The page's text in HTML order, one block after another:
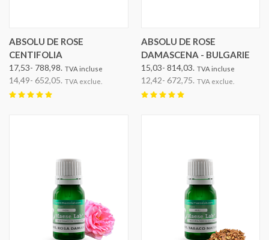
ABSOLU DE ROSE
CENTIFOLIA
17,53- 788,98. TVA incluse
14,49- 652,05. TVA exclue.
ABSOLU DE ROSE
DAMASCENA - BULGARIE
15,03- 814,03. TVA incluse
12,42- 672,75. TVA exclue.